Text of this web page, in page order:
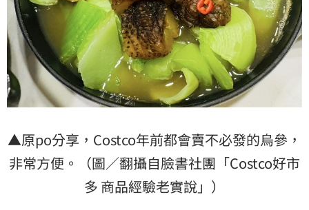
▲原po分享，Costco年前都會賣不必發的烏參，
非常方便。（圖／翻攝自臉書社團「Costco好市
多 商品經驗老實說」）